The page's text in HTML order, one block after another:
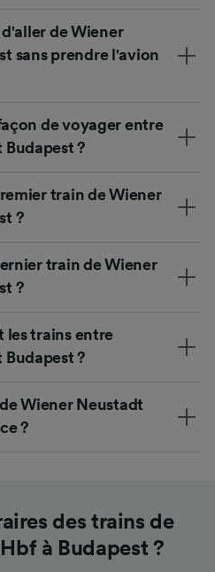
d'aller de Wiener
sans prendre l'avion
de voyager entre
?
train de Wiener
?
train de Wiener
?
les trains entre
?
Wiener Neustadt
?
des trains de
à Budapest ?